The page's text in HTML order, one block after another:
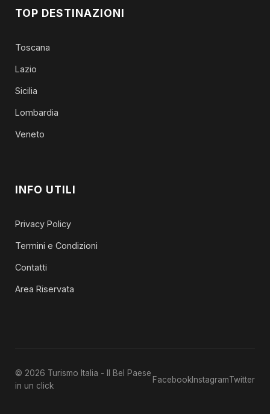
TOP DESTINAZIONI
Toscana
Lazio
Sicilia
Lombardia
Veneto
INFO UTILI
Privacy Policy
Termini e Condizioni
Contatti
Area Riservata
© 2026 Turismo Italia - Il Bel Paese
in un click
Facebook InstagramTwitter